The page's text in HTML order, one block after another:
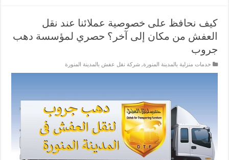
كيف نحافظ على خصوصية عملائنا عند نقل
العفش من مكان إلى آخر؟ حصري لمؤسسة دهب
جروب
خدمات منزلية بالمدينة المنورة,شركة نقل عفش بالمدينة المنورة